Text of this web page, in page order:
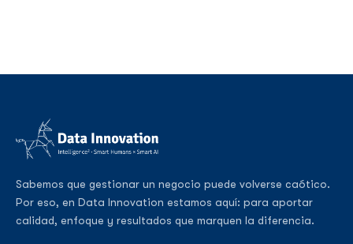
Sabemos que gestionar un negocio puede volverse caótico.
Por eso, en Data Innovation estamos aquí: para aportar
calidad, enfoque y resultados que marquen la diferencia.